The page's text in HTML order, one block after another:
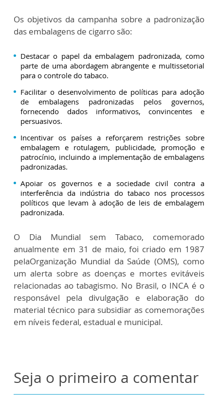
Os objetivos da campanha sobre a padronização
das embalagens de cigarro são:
Destacar o papel da embalagem padronizada, como
parte de uma abordagem abrangente e multissetorial
para o controle do tabaco.
Facilitar o desenvolvimento de políticas para adoção
de embalagens padronizadas pelos governos,
fornecendo dados informativos, convincentes e
persuasivos.
Incentivar os países a reforçarem restrições sobre
embalagem e rotulagem, publicidade, promoção e
patrocínio, incluindo a implementação de embalagens
padronizadas.
Apoiar os governos e a sociedade civil contra a
interferência da indústria do tabaco nos processos
políticos que levam à adoção de leis de embalagem
padronizada.
O Dia Mundial sem Tabaco, comemorado
anualmente em 31 de maio, foi criado em 1987
pelaOrganização Mundial da Saúde (OMS), como
um alerta sobre as doenças e mortes evitáveis
relacionadas ao tabagismo. No Brasil, o INCA é o
responsável pela divulgação e elaboração do
material técnico para subsidiar as comemorações
em níveis federal, estadual e municipal.
Seja o primeiro a comentar